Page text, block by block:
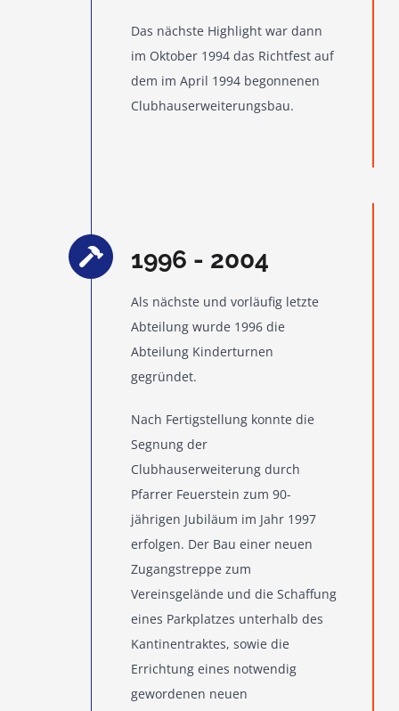
Das nächste Highlight war dann
im Oktober 1994 das Richtfest auf
dem im April 1994 begonnenen
Clubhauserweiterungsbau.
1996 - 2004
Als nächste und vorläufig letzte
Abteilung wurde 1996 die
Abteilung Kinderturnen
gegründet.
Nach Fertigstellung konnte die
Segnung der
Clubhauserweiterung durch
Pfarrer Feuerstein zum 90-
jährigen Jubiläum im Jahr 1997
erfolgen. Der Bau einer neuen
Zugangstreppe zum
Vereinsgelände und die Schaffung
eines Parkplatzes unterhalb des
Kantinentraktes, sowie die
Errichtung eines notwendig
gewordenen neuen